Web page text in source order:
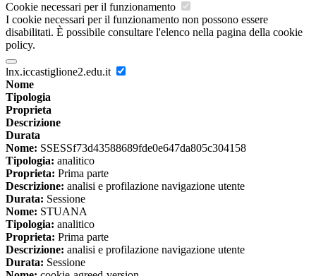
Cookie necessari per il funzionamento
I cookie necessari per il funzionamento non possono essere
disabilitati. È possibile consultare l'elenco nella pagina della cookie
policy.
lnx.iccastiglione2.edu.it
Nome
Tipologia
Proprieta
Descrizione
Durata
Nome: SSESSf73d43588689fde0e647da805c304158
Tipologia: analitico
Proprieta: Prima parte
Descrizione: analisi e profilazione navigazione utente
Durata: Sessione
Nome: STUANA
Tipologia: analitico
Proprieta: Prima parte
Descrizione: analisi e profilazione navigazione utente
Durata: Sessione